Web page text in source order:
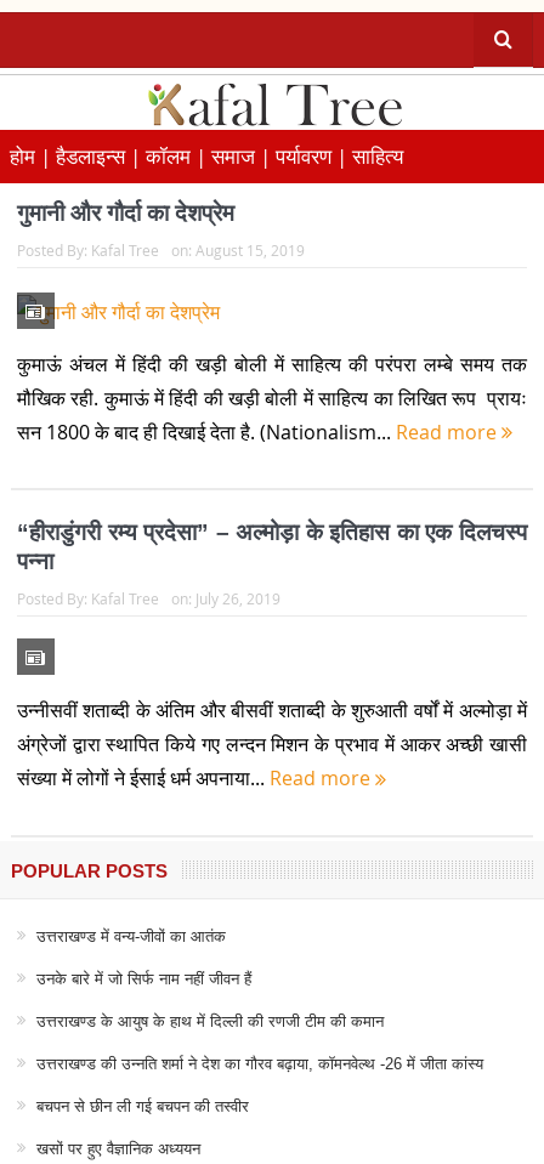
होम |हैडलाइन्स |कॉलम |समाज |पर्यावरण |साहित्य
गुमानी और गौर्दा का देशप्रेम
Posted By: Kafal Tree on: August 15, 2019
कुमाऊं अंचल में हिंदी की खड़ी बोली में साहित्य की परंपरा लम्बे समय तक
मौखिक रही. कुमाऊं में हिंदी की खड़ी बोली में साहित्य का लिखित रूप प्रायः
सन 1800 के बाद ही दिखाई देता है. (Nationalism... Read more
“हीराडुंगरी रम्य प्रदेसा” – अल्मोड़ा के इतिहास का एक दिलचस्प
पन्ना
Posted By: Kafal Tree on: July 26, 2019
उन्नीसवीं शताब्दी के अंतिम और बीसवीं शताब्दी के शुरुआती वर्षों में अल्मोड़ा में
अंग्रेजों द्वारा स्थापित किये गए लन्दन मिशन के प्रभाव में आकर अच्छी खासी
संख्या में लोगों ने ईसाई धर्म अपनाया... Read more
POPULAR POSTS
उत्तराखण्ड में वन्य-जीवों का आतंक
उनके बारे में जो सिर्फ नाम नहीं जीवन हैं
उत्तराखण्ड के आयुष के हाथ में दिल्ली की रणजी टीम की कमान
उत्तराखण्ड की उन्नति शर्मा ने देश का गौरव बढ़ाया, कॉमनवेल्थ -26 में जीता कांस्य
बचपन से छीन ली गई बचपन की तस्वीर
खसों पर हुए वैज्ञानिक अध्ययन